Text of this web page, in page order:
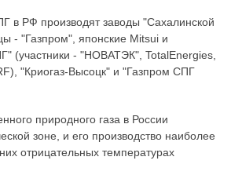
в РФ производят заводы "Сахалинской
- "Газпром", японские Mitsui и
(участники - "НОВАТЭК", TotalEnergies,
"Криогаз-Высоцк" и "Газпром СПГ
природного газа в России
зоне, и его производство наиболее
отрицательных температурах